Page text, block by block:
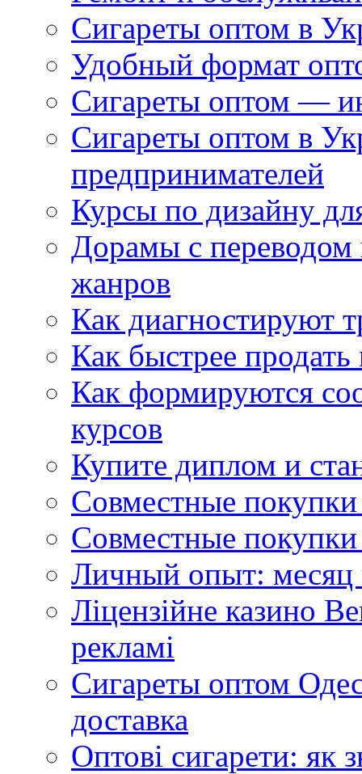
Сигареты оптом в
Удобный формат
Сигареты оптом —
Сигареты оптом в
предпринимателей
Курсы по дизайну
Дорамы с переводом
жанров
Как диагностируют
Как быстрее
Как формируются
курсов
Купите диплом и
Совместные
Совместные покупки
Личный опыт: месяц
Ліцензійне казино
рекламі
Сигареты оптом
доставка
Оптові сигарети: як